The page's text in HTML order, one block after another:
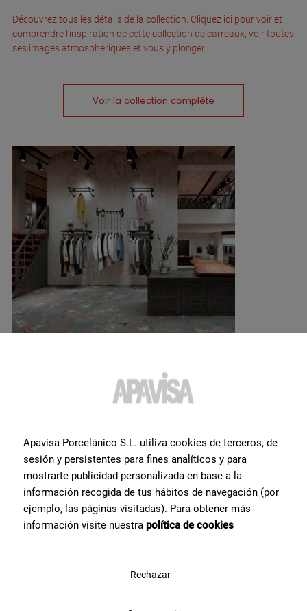
Découvrez tous les détails de la collection. Cliquez ici pour voir et
comprendre l'inspiration de cette collection de carreaux, voir toutes
ses images atmosphériques et vous y plonger.
Voir la collection complète
Vous souhaitez obtenir plus
d'informations ou de l'aide
sur un produit?
conseil et notre aide pour ce dont vous avez besoin pour réaliser
Apavisa Porcelánico S.L. utiliza cookies de terceros, de
sesión y persistentes para fines analíticos y para
mostrarte publicidad personalizada en base a la
información recogida de tus hábitos de navegación (por
ejemplo, las páginas visitadas). Para obtener más
información visite nuestra política de cookies
Rechazar